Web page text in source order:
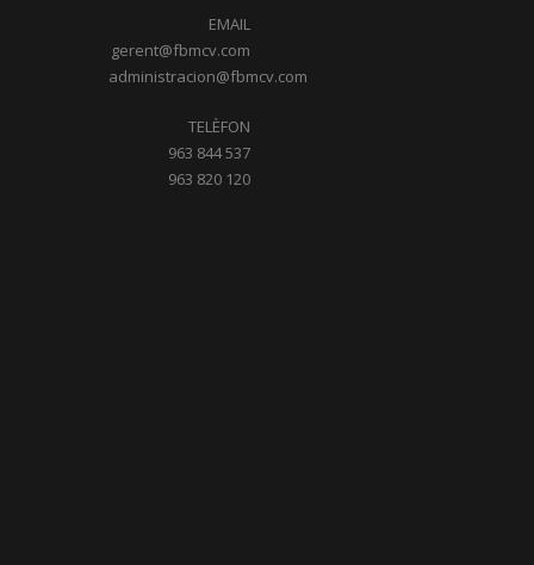
EMAIL
gerent@fbmcv.com
administracion@fbmcv.com
TELÈFON
963 844 537
963 820 120